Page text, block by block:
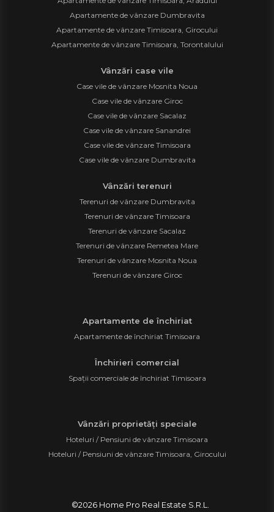
Apartamente de vânzare Dumbravita
Apartamente de vânzare Timisoara, Girocului
Apartamente de vânzare Timisoara, Torontalului
Vânzări case vile
Case vile de vânzare Mosnita Noua
Case vile de vânzare Giroc
Case vile de vânzare Sacalaz
Case vile de vânzare Sanandrei
Case vile de vânzare Timisoara
Case vile de vânzare Dumbravita
Vânzări terenuri
Terenuri de vânzare Dumbravita
Terenuri de vânzare Timisoara
Terenuri de vânzare Sacalaz
Terenuri de vânzare Remetea Mare
Terenuri de vânzare Mosnita Noua
Terenuri de vânzare Giroc
Apartamente de închiriat
Apartamente de închiriat Timisoara
Închirieri comercial
Spații comerciale de închiriat Timisoara
Vânzări proprietăți speciale
Hoteluri / Pensiuni de vânzare Timisoara
Hoteluri / Pensiuni de vânzare Timisoara, Girocului
©2026Home Pro Real Estate S.R.L.